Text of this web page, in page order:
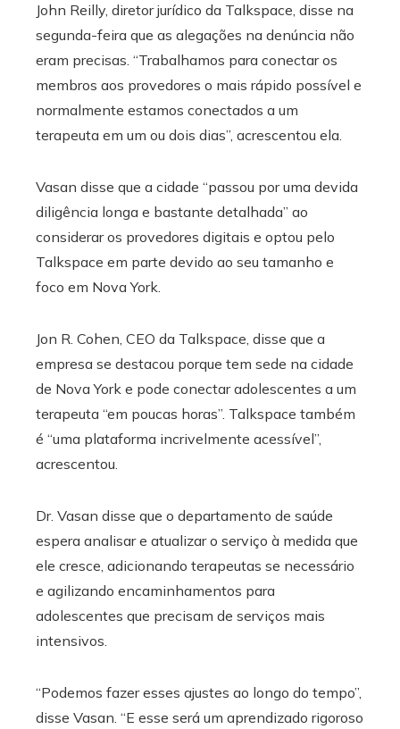
John Reilly, diretor jurídico da Talkspace, disse na
segunda-feira que as alegações na denúncia não
eram precisas. “Trabalhamos para conectar os
membros aos provedores o mais rápido possível e
normalmente estamos conectados a um
terapeuta em um ou dois dias”, acrescentou ela.
Vasan disse que a cidade “passou por uma devida
diligência longa e bastante detalhada” ao
considerar os provedores digitais e optou pelo
Talkspace em parte devido ao seu tamanho e
foco em Nova York.
Jon R. Cohen, CEO da Talkspace, disse que a
empresa se destacou porque tem sede na cidade
de Nova York e pode conectar adolescentes a um
terapeuta “em poucas horas”. Talkspace também
é “uma plataforma incrivelmente acessível”,
acrescentou.
Dr. Vasan disse que o departamento de saúde
espera analisar e atualizar o serviço à medida que
ele cresce, adicionando terapeutas se necessário
e agilizando encaminhamentos para
adolescentes que precisam de serviços mais
intensivos.
“Podemos fazer esses ajustes ao longo do tempo”,
disse Vasan. “E esse será um aprendizado rigoroso